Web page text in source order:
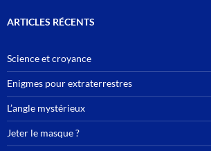
ARTICLES RÉCENTS
Science et croyance
Enigmes pour extraterrestres
L’angle mystérieux
Jeter le masque ?